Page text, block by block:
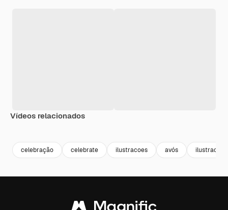
Vídeos relacionados
celebração celebrate ilustracoes avós ilustracao